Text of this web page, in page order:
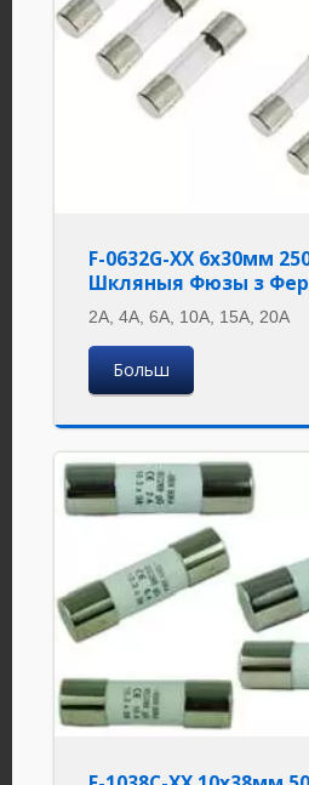
F-0632G-XX 6x30мм
Шкляныя Фюзы з
2A, 4A, 6A, 10A, 15A, 20A
Больш